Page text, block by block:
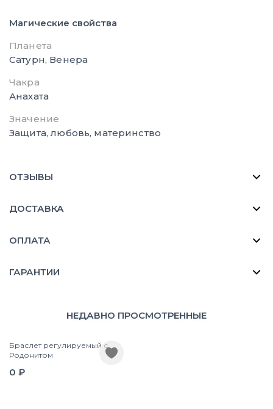
Магические свойства
Планета
Сатурн, Венера
Чакра
Анахата
Значение
Защита, любовь, материнство
ОТЗЫВЫ
ДОСТАВКА
ОПЛАТА
ГАРАНТИИ
НЕДАВНО ПРОСМОТРЕННЫЕ
Браслет регулируемый с
Родонитом
0 ₽